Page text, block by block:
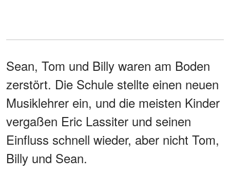
Sean, Tom und Billy waren am Boden
zerstört. Die Schule stellte einen neuen
Musiklehrer ein, und die meisten Kinder
vergaßen Eric Lassiter und seinen
Einfluss schnell wieder, aber nicht Tom,
Billy und Sean.